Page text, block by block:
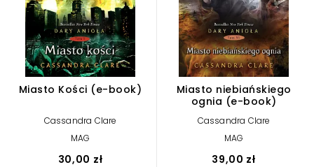
Miasto Kości (e-book)
Cassandra Clare
MAG
30,00 zł
Miasto niebiańskiego
ognia (e-book)
Cassandra Clare
MAG
39,00 zł